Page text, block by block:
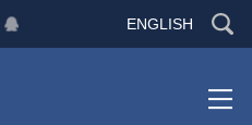
ENGLISH